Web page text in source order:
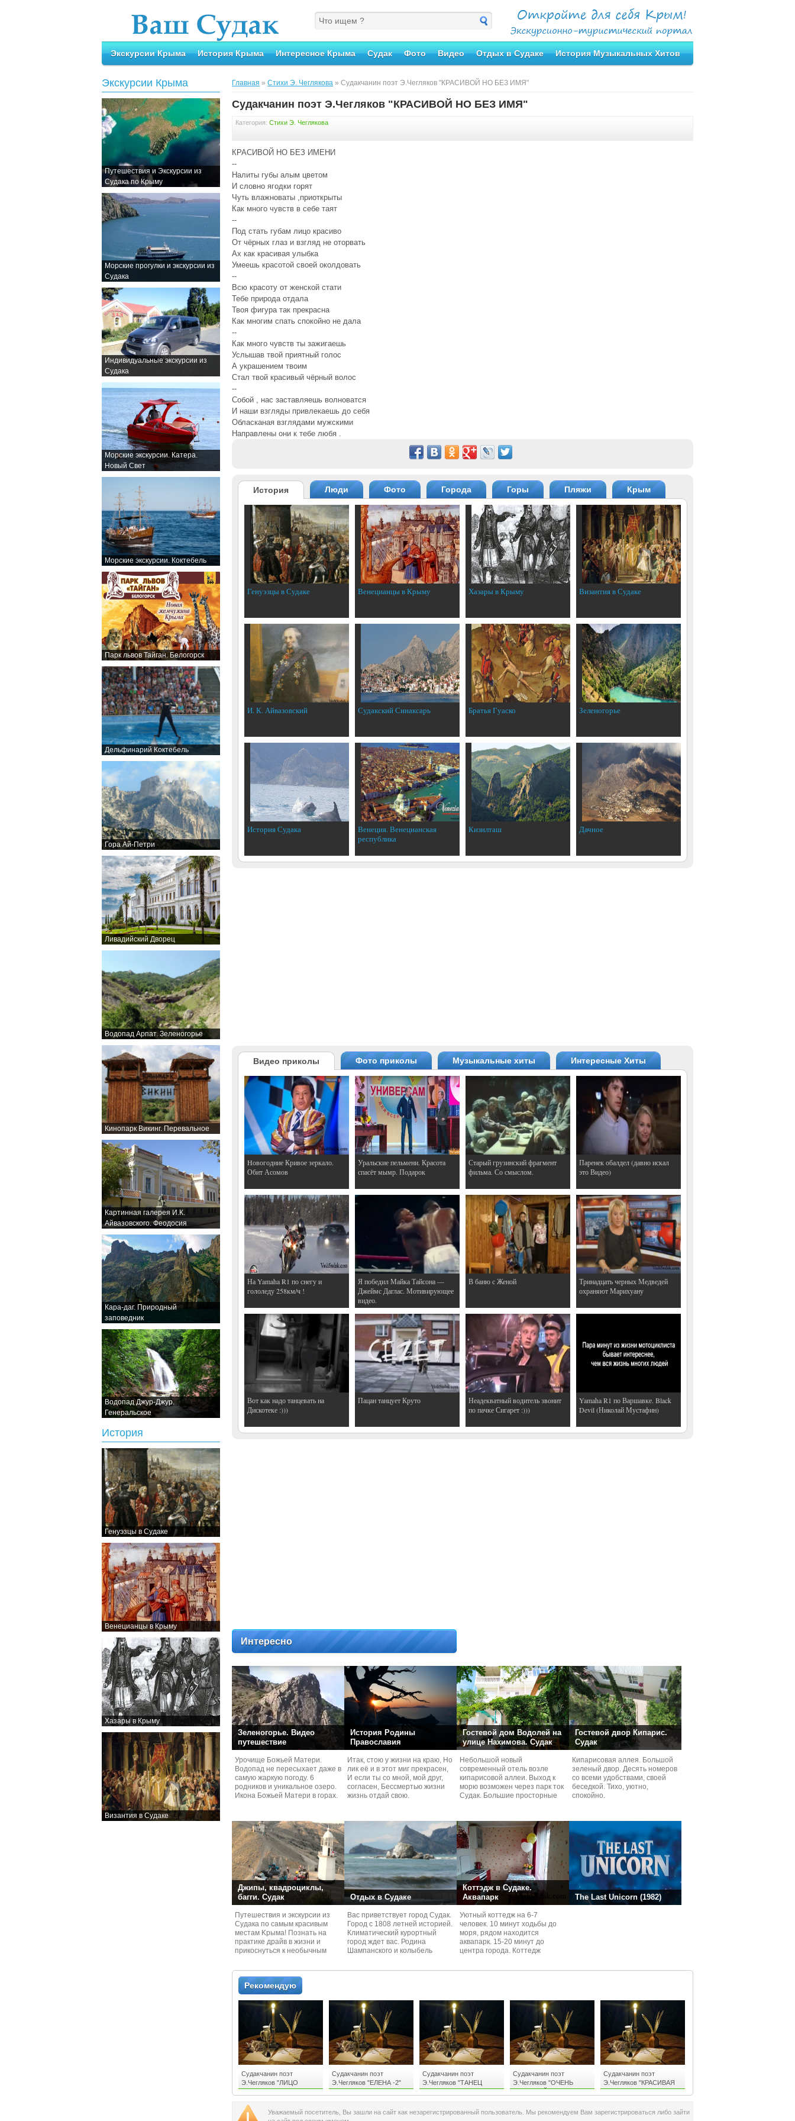
Экскурсии Крыма История Крыма Интересное Крыма Судак Фото Видео Отдых в Судаке История Музыкальных Хитов
Экскурсии Крыма
Путешествия и Экскурсии из
Судака по Крыму
Морские прогулки и экскурсии из
Судака
Индивидуальные экскурсии из
Судака
Морские экскурсии. Катера.
Новый Свет
Морские экскурсии. Коктебель
Парк львов Тайган. Белогорск
Дельфинарий Коктебель
Гора Ай-Петри
Ливадийский Дворец
Водопад Арпат. Зеленогорье
Кинопарк Викинг. Перевальное
Картинная галерея И.К.
Айвазовского. Феодосия
Кара-даг. Природный
заповедник
Водопад Джур-Джур.
Генеральское
История
Генуэзцы в Судаке
Венецианцы в Крыму
Хазары в Крыму
Византия в Судаке
Главная » Стихи Э. Чеглякова » Судакчанин поэт Э.Чегляков "КРАСИВОЙ НО БЕЗ ИМЯ"
Судакчанин поэт Э.Чегляков "КРАСИВОЙ НО БЕЗ ИМЯ"
Категория: Стихи Э. Чеглякова
КРАСИВОЙ НО БЕЗ ИМЕНИ
--
Налиты губы алым цветом
И словно ягодки горят
Чуть влажноваты ,приоткрыты
Как много чувств в себе таят
--
Под стать губам лицо красиво
От чёрных глаз и взгляд не оторвать
Ах как красивая улыбка
Умеешь красотой своей околдовать
--
Всю красоту от женской стати
Тебе природа отдала
Твоя фигура так прекрасна
Как многим спать спокойно не дала
--
Как много чувств ты зажигаешь
Услышав твой приятный голос
А украшением твоим
Стал твой красивый чёрный волос
--
Собой , нас заставляешь волноватся
И наши взгляды привлекаешь до себя
Обласканая взглядами мужскими
Направлены они к тебе любя .
История Люди Фото Города Горы Пляжи Крым
Генуэзцы в Судаке Венецианцы в Крыму Хазары в Крыму Византия в Судаке
И. К. Айвазовский Судакский Синаксарь Братья Гуаско Зеленогорье
История Судака
Венеция. Венецианская
республика
Кизилташ Дачное
Видео приколы Фото приколы Музыкальные хиты Интересные Хиты
Hовогодние Кривое зеркало.
Обит Асомов
Уральские пельмени. Красота
спасёт мымр. Подарок
Старый грузинский фрагмент
фильма. Со смыслом.
Паренек обалдел (давно искал
это Видео)
На Yamaha R1 по снегу и
гололеду 258км/ч !
Я победил Майка Тайсона —
Джеймс Даглас. Мотивирующее
видео.
В баню с Женой
Тринадцать черных Медведей
охраняют Марихуану
Вот как надо танцевать на
Дискотеке :)))
Пацан танцует Круто
Неадекватный водитель звонит
по пачке Сигарет :)))
Yamaha R1 по Варшавке. Black
Devil (Николай Мустафин)
Интересно
Зеленогорье. Видео
путешествие
Урочище Божьей Матери.
Водопад не пересыхает даже в
самую жаркую погоду. 6
родников и уникальное озеро.
Икона Божьей Матери в горах.
История Родины
Православия
Итак, стою у жизни на краю, Но
лик её и в этот миг прекрасен,
И если ты со мной, мой друг,
согласен, Бессмертью жизни
жизнь отдай свою.
Гостевой дом Водолей на
улице Нахимова. Судак
Небольшой новый
современный отель возле
кипарисовой аллеи. Выход к
морю возможен через парк ток
Судaк. Большие просторные
Гостевой двор Кипарис.
Судак
Кипарисовая аллея. Большой
зеленый двор. Десять номеров
со всеми удобствами, своей
беседкой. Тихо, уютно,
спокойно.
Джипы, квадроциклы,
багги. Судак
Путешествия и экскурcии из
Судaка по самым красивым
местам Kрыма! Познать на
практике драйв в жизни и
прикоснуться к необычным
Отдых в Судаке
Вас приветствует город Судак.
Город с 1808 летней историей.
Климатический курортный
город ждет вас. Родина
Шампанского и колыбель
Коттэдж в Судаке.
Аквапарк
Уютный коттедж на 6-7
человек. 10 минут ходьбы до
моря, рядом находится
аквапарк. 15-20 минут до
центра города. Коттедж
The Last Unicorn (1982)
Рекомендую
Судакчанин поэт
Э.Чегляков "ЛИЦО
ГОСТЬИ ИЗ БУДУЩЕГО"
Судакчанин поэт
Э.Чегляков "ЕЛЕНА -2"
Судакчанин поэт
Э.Чегляков "ТАНЕЦ
ЖИВОТА "
Судакчанин поэт
Э.Чегляков "ОЧЕНЬ
КРАСИВОЙ ДЕВУШКЕ"
Судакчанин поэт
Э.Чегляков "КРАСИВАЯ
НЕЗНАКОМКА"
Уважаемый посетитель, Вы зашли на сайт как незарегистрированный пользователь. Мы рекомендуем Вам зарегистрироваться либо зайти